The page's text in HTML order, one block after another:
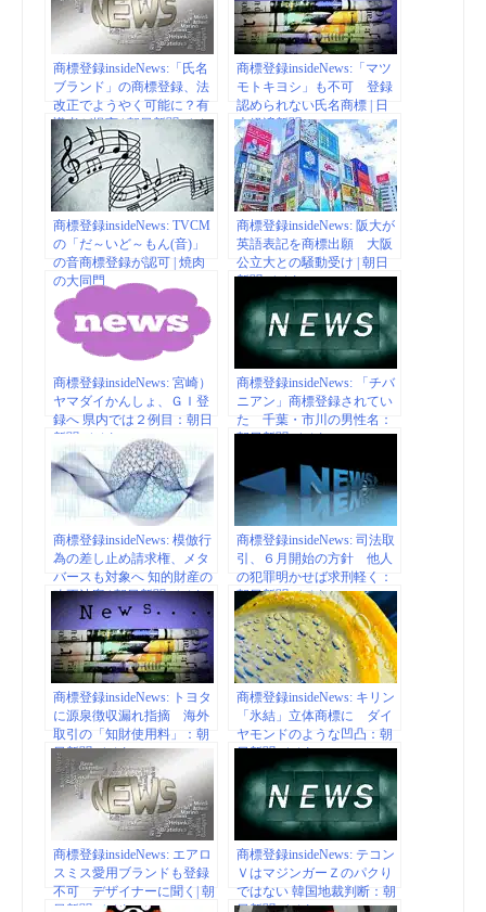
商標登録insideNews:「氏名
ブランド」の商標登録、法
改正でようやく可能に？有
識者が提言 | 朝日新聞デジ
タル
商標登録insideNews:「マツ
モトキヨシ」も不可 登録
認められない氏名商標 | 日
本経済新聞
商標登録insideNews: TVCM
の「だ～いど～もん(音)」
の音商標登録が認可 | 焼肉
の大同門
商標登録insideNews: 阪大が
英語表記を商標出願 大阪
公立大との騒動受け | 朝日
新聞デジタル
商標登録insideNews: 宮崎）
ヤマダイかんしょ、ＧＩ登
録へ 県内では２例目：朝日
新聞デジタル
商標登録insideNews: 「チバ
ニアン」商標登録されてい
た 千葉・市川の男性名：
朝日新聞デジタル
商標登録insideNews: 模倣行
為の差し止め請求権、メタ
バースも対象へ 知的財産の
改正法案 | 朝日新聞デジタ
ル
商標登録insideNews: 司法取
引、６月開始の方針 他人
の犯罪明かせば求刑軽く：
朝日新聞デジタル
商標登録insideNews: トヨタ
に源泉徴収漏れ指摘 海外
取引の「知財使用料」：朝
日新聞デジタル
商標登録insideNews: キリン
「氷結」立体商標に ダイ
ヤモンドのような凹凸：朝
日新聞デジタル
商標登録insideNews: エアロ
スミス愛用ブランドも登録
不可 デザイナーに聞く| 朝
商標登録insideNews: テコン
ＶはマジンガーＺのパクり
ではない 韓国地裁判断：朝